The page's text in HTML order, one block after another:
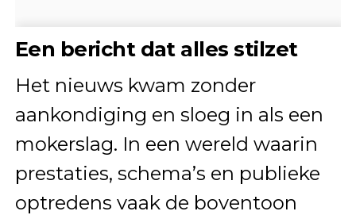
Een bericht dat alles stilzet
Het nieuws kwam zonder
aankondiging en sloeg in als een
mokerslag. In een wereld waarin
prestaties, schema’s en publieke
optredens vaak de boventoon